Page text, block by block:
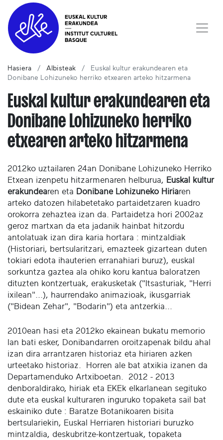
Hasiera Albisteak
Euskal kultur erakundearen eta
Donibane Lohizuneko herriko etxearen arteko hitzarmena
Euskal kultur erakundearen eta
Donibane Lohizuneko herriko
etxearen arteko hitzarmena
2012ko uztailaren 24an Donibane Lohizuneko Herriko
Etxean izenpetu hitzarmenaren helburua, Euskal kultur
erakundearen eta Donibane Lohizuneko Hiriaren
arteko datozen hilabetetako partaidetzaren kuadro
orokorra zehaztea izan da. Partaidetza hori 2002az
geroz martxan da eta jadanik hainbat hitzordu
antolatuak izan dira karia hortara : mintzaldiak
(Historiari, bertsularitzari, emazteek gizartean duten
tokiari edota ihauterien erranahiari buruz), euskal
sorkuntza gaztea ala ohiko koru kantua baloratzen
dituzten kontzertuak, erakusketak ("Itsasturiak, "Herri
ixilean"...), haurrendako animazioak, ikusgarriak
("Bidean Zehar", "Bodarin") eta antzerkia...
2010ean hasi eta 2012ko ekainean bukatu memorio
lan bati esker, Donibandarren oroitzapenak bildu ahal
izan dira arrantzaren historiaz eta hiriaren azken
urteetako historiaz. Horren ale bat atxikia izanen da
Departamenduko Artxiboetan. 2012 - 2013
denboraldirako, hiriak eta EKEk elkarlanean segituko
dute eta euskal kulturaren inguruko topaketa sail bat
eskainiko dute : Baratze Botanikoaren bisita
bertsulariekin, Euskal Herriaren historiari buruzko
mintzaldia, deskubritze-kontzertuak, topaketa